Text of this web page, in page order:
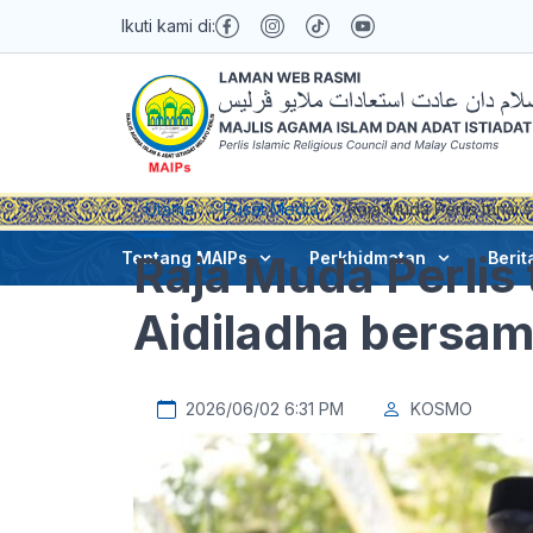
Ikuti kami di:
Tentang MAIPs Perkhidmatan
Utama Pusat Media Raja Muda Perlis tunai
Raja Muda
Aidiladha
2026/06/02 6:31 PM KOSMO